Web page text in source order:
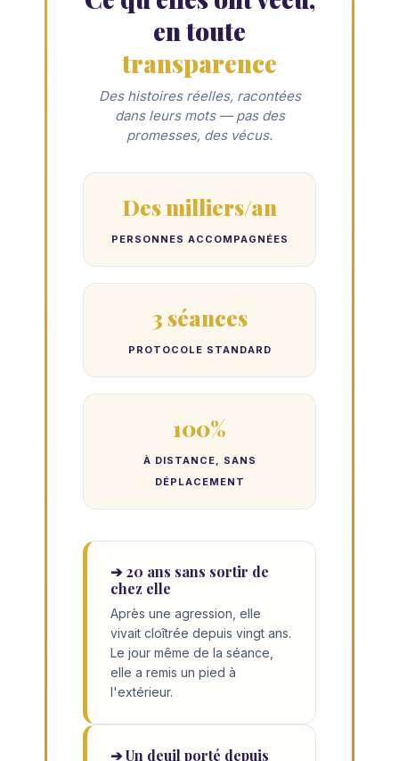
en toute
transparence
Des histoires réelles, racontées
dans leurs mots — pas des
promesses, des vécus.
Des milliers/an
PERSONNES ACCOMPAGNÉES
3 séances
PROTOCOLE STANDARD
100%
À DISTANCE, SANS
DÉPLACEMENT
➔ 20 ans sans sortir de
chez elle
Après une agression, elle
vivait cloîtrée depuis vingt ans.
Le jour même de la séance,
elle a remis un pied à
l'extérieur.
➔ Un deuil porté depuis